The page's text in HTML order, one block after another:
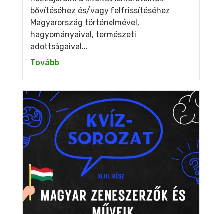
bővítéséhez és/vagy felfrissítéséhez
Magyarország történelmével,
hagyományaival, természeti
adottságaival...
Tovább